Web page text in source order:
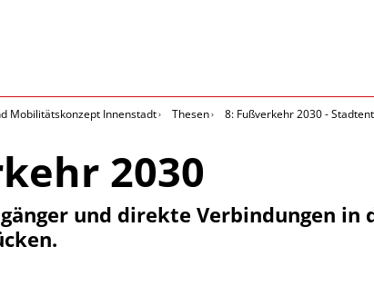
Mobilitätskonzept Innenstadt Thesen 8: Fußverkehr 2030 -
2030
und direkte Verbindungen